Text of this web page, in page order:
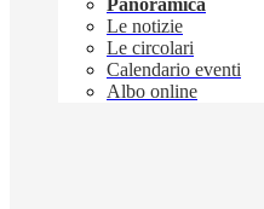
Panoramica
Le notizie
Le circolari
Calendario eventi
Albo online